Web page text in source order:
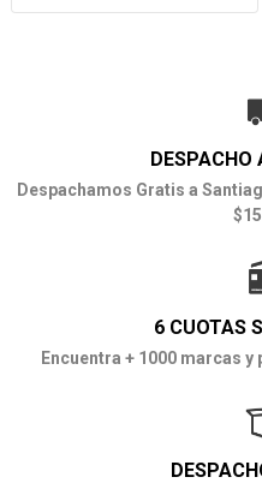
DESPACHO
Despachamos Gratis a
6 CUOTAS
Encuentra + 1000 marcas